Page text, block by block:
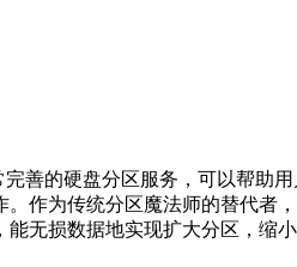
善的硬盘分区服务，可以帮助
作为传统分区魔法师的替代者
无损数据地实现扩大分区，缩